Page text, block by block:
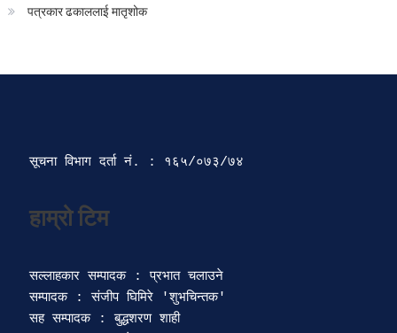
पत्रकार ढकाललाई मातृशोक
सूचना विभाग दर्ता‍ नं. : १६५/०७३/७४
हाम्रो टिम
सल्लाहकार सम्पादक : प्रभात चलाउने
सम्पादक : संजीप घिमिरे 'शुभचिन्तक'
सह सम्पादक : बुद्धशरण शाही